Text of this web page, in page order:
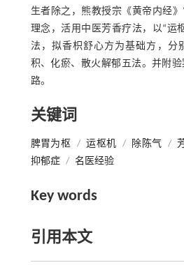
生者除之，熊教授宗《黄帝内经
理念，活用中医芳香疗法，以“运
法，拟香枳舒心方为基础方，分
积、化瘀、散火解郁五法。并附
路。
关键词
脾胃为枢 / 运枢机 / 除陈气 /
抑郁症 / 名医经验
Key words
引用本文